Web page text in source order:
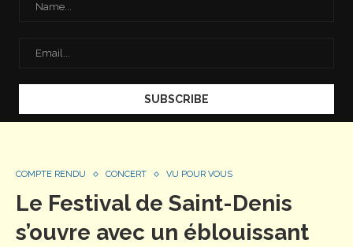
COMPTE RENDU CONCERT VU POUR VOUS
Le Festival de Saint-Denis
s’ouvre avec un éblouissant